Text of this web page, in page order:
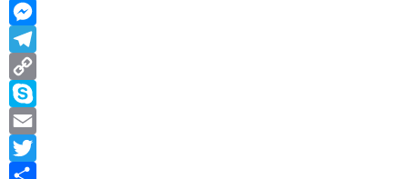
WhatsApp
Messenger
Telegram
Copy
Link
Skype
Email